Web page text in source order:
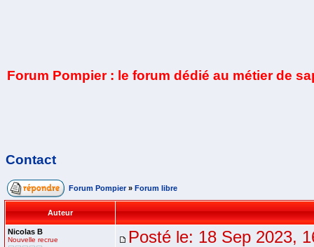
Forum Pompier : le forum dédié au métier de
Contact
Forum Pompier » Forum libre
Auteur
Nicolas B
Nouvelle recrue Posté le: 18 Sep 2023,